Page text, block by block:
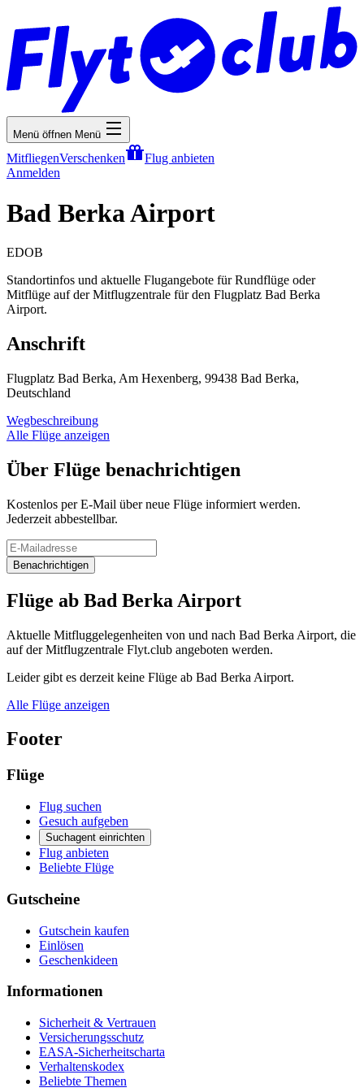
Menü öffnen Menü
MitfliegenVerschenken
Flug anbieten
Anmelden
Bad Berka Airport
EDOB
Standortinfos und aktuelle Flugangebote für Rundflüge oder
Mitflüge auf der Mitflugzentrale für den Flugplatz Bad Berka
Airport.
Anschrift
Flugplatz Bad Berka, Am Hexenberg, 99438 Bad Berka,
Deutschland
Wegbeschreibung
Alle Flüge anzeigen
Über Flüge benachrichtigen
Kostenlos per E-Mail über neue Flüge informiert werden.
Jederzeit abbestellbar.
Benachrichtigen
Flüge ab Bad Berka Airport
Aktuelle Mitfluggelegenheiten von und nach Bad Berka Airport, die
auf der Mitflugzentrale Flyt.club angeboten werden.
Leider gibt es derzeit keine Flüge ab Bad Berka Airport.
Alle Flüge anzeigen
Footer
Flüge
Flug suchen
Gesuch aufgeben
Suchagent einrichten
Flug anbieten
Beliebte Flüge
Gutscheine
Gutschein kaufen
Einlösen
Geschenkideen
Informationen
Sicherheit & Vertrauen
Versicherungsschutz
EASA-Sicherheitscharta
Verhaltenskodex
Beliebte Themen